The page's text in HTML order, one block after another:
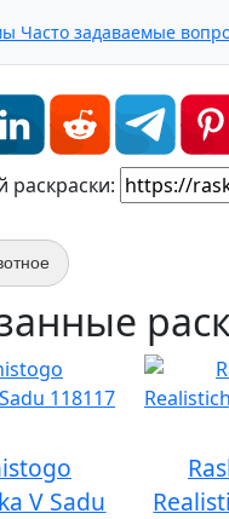
Часто задаваемые
раскраски:
V Sadu